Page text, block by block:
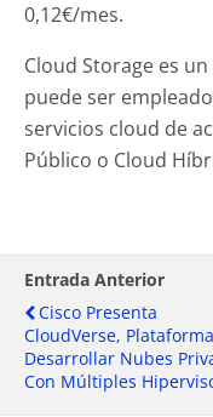
0,12€/mes.
Cloud Storage es
puede ser
servicios cloud de
Público o Cloud
Entrada Anterior
Cisco Presenta
CloudVerse,
Desarrollar Nubes
Con Múltiples